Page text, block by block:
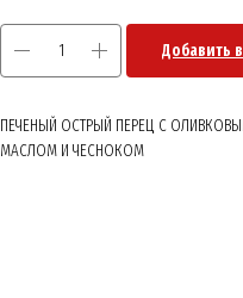
Добавить
ПЕЧЕНЫЙ ОСТРЫЙ ПЕРЕЦ С
МАСЛОМ И ЧЕСНОКОМ